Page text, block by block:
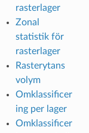
rasterlager
Zonal
statistik för
rasterlager
Rasterytans
volym
Omklassificer
ing per lager
Omklassificer